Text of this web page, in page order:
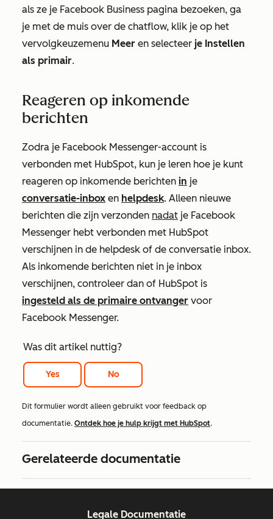
als ze je Facebook Business pagina bezoeken, ga
je met de muis over de chatflow, klik je op het
vervolgkeuzemenu Meer en selecteer je Instellen
als primair.
Reageren op inkomende
berichten
Zodra je Facebook Messenger-account is
verbonden met HubSpot, kun je leren hoe je kunt
reageren op inkomende berichten in je
conversatie-inbox en helpdesk. Alleen nieuwe
berichten die zijn verzonden nadat je Facebook
Messenger hebt verbonden met HubSpot
verschijnen in de helpdesk of de conversatie inbox.
Als inkomende berichten niet in je inbox
verschijnen, controleer dan of HubSpot is
ingesteld als de primaire ontvanger voor
Facebook Messenger.
Was dit artikel nuttig?
Yes No
Dit formulier wordt alleen gebruikt voor feedback op
documentatie. Ontdek hoe je hulp krijgt met HubSpot.
Gerelateerde documentatie
Legale Documentatie